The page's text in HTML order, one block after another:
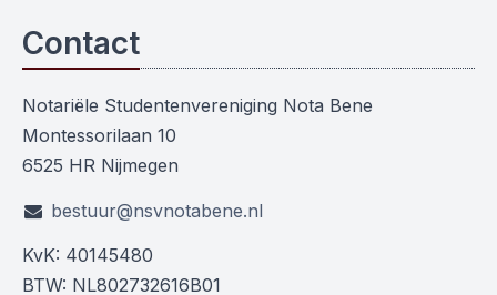
Contact
Notariële Studentenvereniging Nota Bene
Montessorilaan 10
6525 HR Nijmegen
bestuur@nsvnotabene.nl
KvK: 40145480
BTW: NL802732616B01